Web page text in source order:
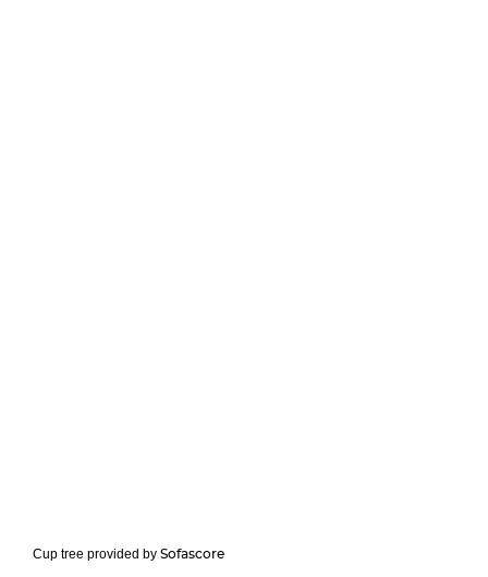
Cup tree provided by Sofascore